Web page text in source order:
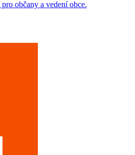
občany a vedení obce.